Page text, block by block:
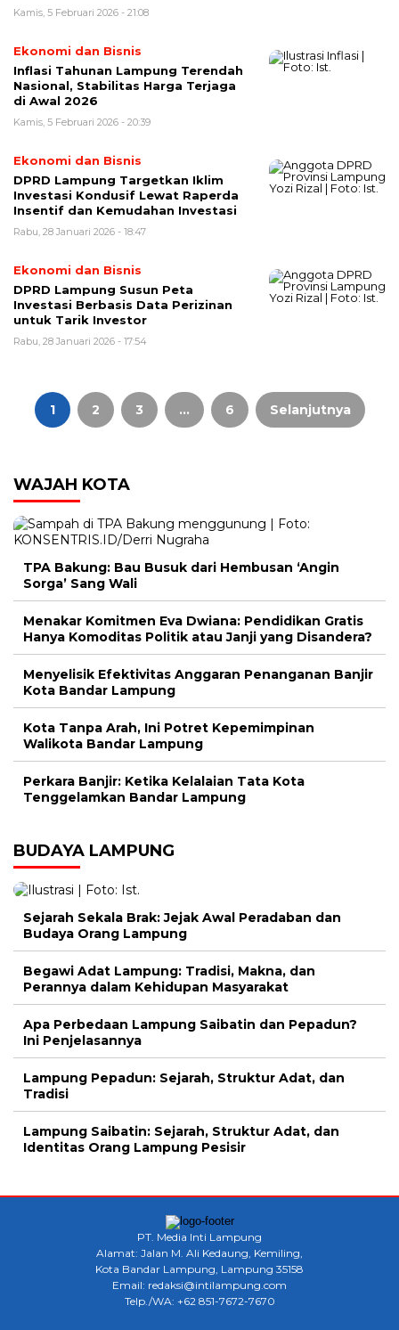
Kamis, 5 Februari 2026 - 21:08
Ekonomi dan Bisnis
Inflasi Tahunan Lampung Terendah
Nasional, Stabilitas Harga Terjaga
di Awal 2026
Kamis, 5 Februari 2026 - 20:39
Ekonomi dan Bisnis
DPRD Lampung Targetkan Iklim
Investasi Kondusif Lewat Raperda
Insentif dan Kemudahan Investasi
Rabu, 28 Januari 2026 - 18:47
Ekonomi dan Bisnis
DPRD Lampung Susun Peta
Investasi Berbasis Data Perizinan
untuk Tarik Investor
Rabu, 28 Januari 2026 - 17:54
Paginasi
pos
1 2 3 … 6 Selanjutnya
WAJAH KOTA
TPA Bakung: Bau Busuk dari Hembusan ‘Angin
Sorga’ Sang Wali
Menakar Komitmen Eva Dwiana: Pendidikan Gratis
Hanya Komoditas Politik atau Janji yang Disandera?
Menyelisik Efektivitas Anggaran Penanganan Banjir
Kota Bandar Lampung
Kota Tanpa Arah, Ini Potret Kepemimpinan
Walikota Bandar Lampung
Perkara Banjir: Ketika Kelalaian Tata Kota
Tenggelamkan Bandar Lampung
BUDAYA LAMPUNG
Sejarah Sekala Brak: Jejak Awal Peradaban dan
Budaya Orang Lampung
Begawi Adat Lampung: Tradisi, Makna, dan
Perannya dalam Kehidupan Masyarakat
Apa Perbedaan Lampung Saibatin dan Pepadun?
Ini Penjelasannya
Lampung Pepadun: Sejarah, Struktur Adat, dan
Tradisi
Lampung Saibatin: Sejarah, Struktur Adat, dan
Identitas Orang Lampung Pesisir
PT. Media Inti Lampung
Alamat: Jalan M. Ali Kedaung, Kemiling,
Kota Bandar Lampung, Lampung 35158
Email: redaksi@intilampung.com
Telp./WA: +62 851-7672-7670